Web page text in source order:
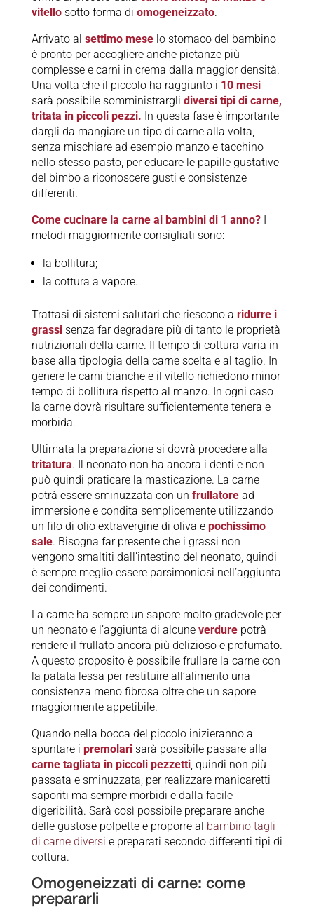
vitellosotto forma di omogeneizzato.
Arrivato al settimo meselo stomaco del bambino
è pronto per accogliere anche pietanze più
complesse e carni in crema dalla maggior densità.
Una volta che il piccolo ha raggiunto i 10 mesi
sarà possibile somministrargli diversi tipi di carne,
tritata in piccoli pezzi. In questa fase è importante
dargli da mangiare un tipo di carne alla volta,
senza mischiare ad esempio manzo e tacchino
nello stesso pasto, per educare le papille gustative
del bimbo a riconoscere gusti e consistenze
differenti.
Come cucinare la carne ai bambini di 1 anno?I
metodi maggiormente consigliati sono:
la bollitura;
la cottura a vapore.
Trattasi di sistemi salutari che riescono a ridurre i
grassisenza far degradare più di tanto le proprietà
nutrizionali della carne. Il tempo di cottura varia in
base alla tipologia della carne scelta e al taglio. In
genere le carni bianche e il vitello richiedono minor
tempo di bollitura rispetto al manzo. In ogni caso
la carne dovrà risultare sufficientemente tenera e
morbida.
Ultimata la preparazione si dovrà procedere alla
tritatura. Il neonato non ha ancora i denti e non
può quindi praticare la masticazione. La carne
potrà essere sminuzzata con un frullatoread
immersione e condita semplicemente utilizzando
un filo di olio extravergine di oliva e pochissimo
sale. Bisogna far presente che i grassi non
vengono smaltiti dall’intestino del neonato, quindi
è sempre meglio essere parsimoniosi nell’aggiunta
dei condimenti.
La carne ha sempre un sapore molto gradevole per
un neonato e l’aggiunta di alcune verdurepotrà
rendere il frullato ancora più delizioso e profumato.
A questo proposito è possibile frullare la carne con
la patata lessa per restituire all’alimento una
consistenza meno fibrosa oltre che un sapore
maggiormente appetibile.
Quando nella bocca del piccolo inizieranno a
spuntare i premolarisarà possibile passare alla
carne tagliata in piccoli pezzetti, quindi non più
passata e sminuzzata, per realizzare manicaretti
saporiti ma sempre morbidi e dalla facile
digeribilità. Sarà così possibile preparare anche
delle gustose polpette e proporre al bambino tagli
di carne diversi e preparati secondo differenti tipi di
cottura.
Omogeneizzati di carne: come
prepararli